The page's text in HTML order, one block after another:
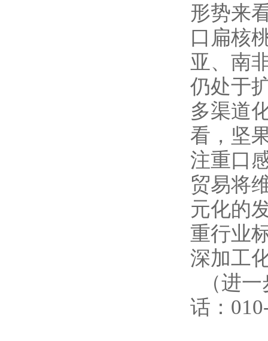
形势来
口扁核
亚、南
仍处于
多渠道
看，坚
注重口
贸易将
元化的
重行业
深加工
（进一
话：